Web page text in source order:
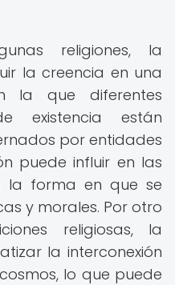
religiones, la
la creencia en una
la que diferentes
existencia están
por entidades
puede influir en las
la forma en que se
y morales. Por otro
religiosas, la
la interconexión
lo que puede